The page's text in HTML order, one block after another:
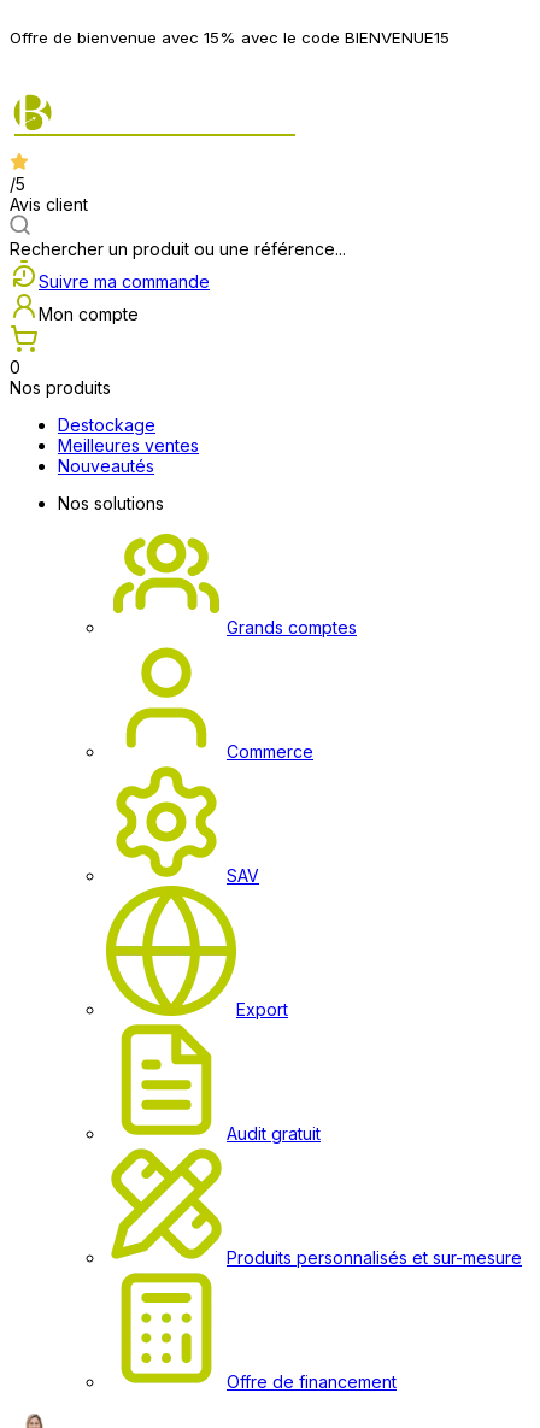
Offre de bienvenue avec 15% avec le code BIENVENUE15
/5
Avis client
Rechercher un produit ou une référence...
Suivre ma commande
Mon compte
0
Nos produits
Destockage
Meilleures ventes
Nouveautés
Nos solutions
Grands comptes
Commerce
SAV
Export
Audit gratuit
Produits personnalisés et sur-mesure
Offre de financement